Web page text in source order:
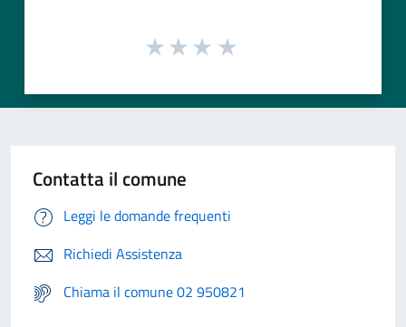
Contatta il comune
Leggi le domande frequenti
Richiedi Assistenza
Chiama il comune 02 950821